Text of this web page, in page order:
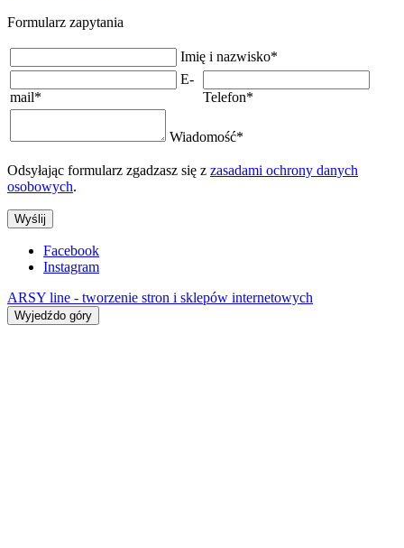
Formularz zapytania
Imię i nazwisko*
E-
mail* Telefon*
Wiadomość*
Odsyłając formularz zgadzasz się z zasadami ochrony danych
osobowych.
Wyślij
Facebook
Instagram
ARSY line - tworzenie stron i sklepów internetowych
Wyjedźdo góry